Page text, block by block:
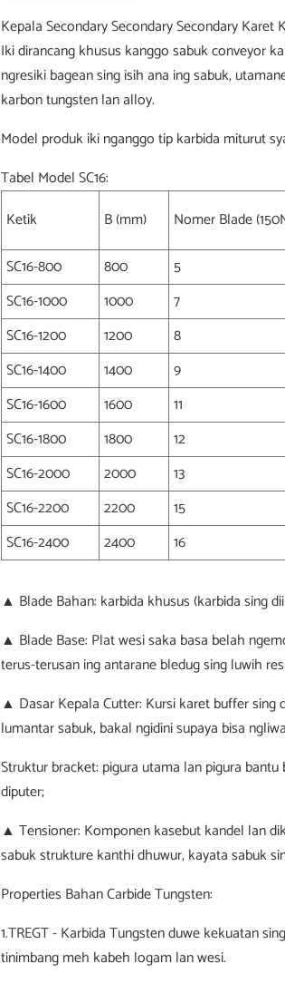
Kepala Secondary Secondary Secondary Karet
Iki dirancang khusus kanggo sabuk conveyor
ngresiki bagean sing isih ana ing sabuk,
karbon tungsten lan alloy.
Model produk iki nganggo tip karbida miturut
Tabel Model SC16:
Ketik
B (mm) Nomer Blade
SC16-800
800 5
SC16-1000
1000 7
SC16-1200
1200 8
SC16-1400
1400 9
SC16-1600
1600 11
SC16-1800
1800 12
SC16-2000
2000 13
SC16-2200
2200 15
SC16-2400
2400 16
▲ Blade Bahan: karbida khusus (karbida sing
▲ Blade Base: Plat wesi saka basa belah
terus-terusan ing antarane bledug sing luwih
▲ Dasar Kepala Cutter: Kursi karet buffer
lumantar sabuk, bakal ngidini supaya bisa
Struktur bracket: pigura utama lan pigura
diputer;
▲ Tensioner: Komponen kasebut kandel lan
sabuk strukture kanthi dhuwur, kayata sabuk
Properties Bahan Carbide Tungsten:
1.TREGT - Karbida Tungsten duwe kekuatan
tinimbang meh kabeh logam lan wesi.